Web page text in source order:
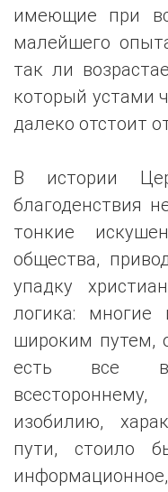
имеющие при
малейшего
так ли
который устами
далеко отстоит
В истории
благоденствия
тонкие
общества,
упадку
логика: многие
широким путем,
есть все
изобилию,
пути, стоило